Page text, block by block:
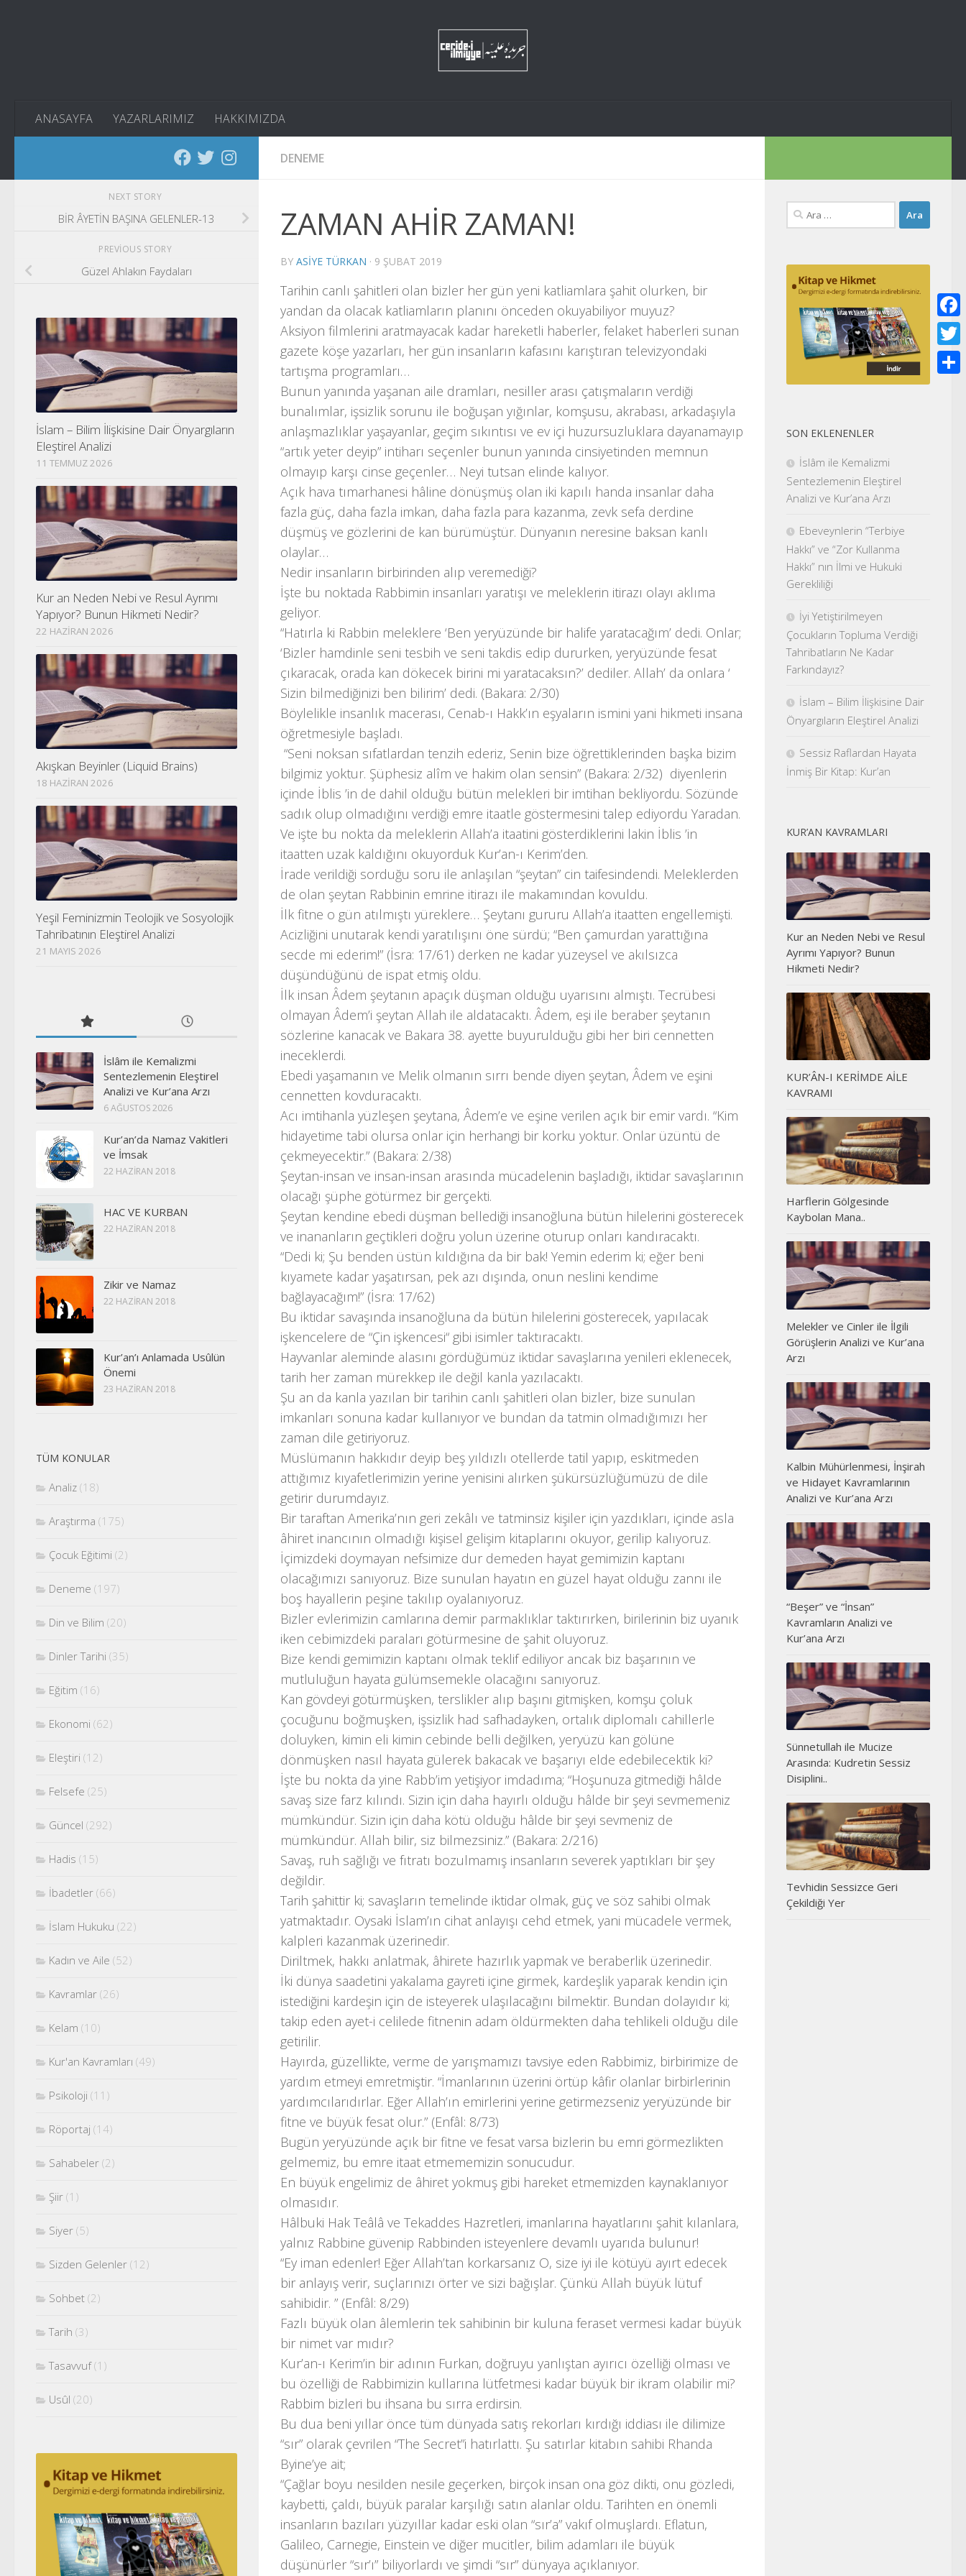
ANASAYFA YAZARLARIMIZ HAKKIMIZDA
DENEME
ZAMAN AHİR ZAMAN!
BY ASIYE TÜRKAN · 9 ŞUBAT 2019
Tarihin canlı şahitleri olan bizler her gün yeni katliamlara şahit olurken, bir
yandan da olacak katliamların planını önceden okuyabiliyor muyuz?
Aksiyon filmlerini aratmayacak kadar hareketli haberler, felaket haberleri sunan
gazete köşe yazarları, her gün insanların kafasını karıştıran televizyondaki
tartışma programları…
Bunun yanında yaşanan aile dramları, nesiller arası çatışmaların verdiği
bunalımlar, işsizlik sorunu ile boğuşan yığınlar, komşusu, akrabası, arkadaşıyla
anlaşmazlıklar yaşayanlar, geçim sıkıntısı ve ev içi huzursuzluklara dayanamayıp
“artık yeter deyip” intiharı seçenler bunun yanında cinsiyetinden memnun
olmayıp karşı cinse geçenler… Neyi tutsan elinde kalıyor.
Açık hava tımarhanesi hâline dönüşmüş olan iki kapılı handa insanlar daha
fazla güç, daha fazla imkan, daha fazla para kazanma, zevk sefa derdine
düşmüş ve gözlerini de kan bürümüştür. Dünyanın neresine baksan kanlı
olaylar…
Nedir insanların birbirinden alıp veremediği?
İşte bu noktada Rabbimin insanları yaratışı ve meleklerin itirazı olayı aklıma
geliyor.
“Hatırla ki Rabbin meleklere ‘Ben yeryüzünde bir halife yaratacağım’ dedi. Onlar;
‘Bizler hamdinle seni tesbih ve seni takdis edip dururken, yeryüzünde fesat
çıkaracak, orada kan dökecek birini mi yaratacaksın?’ dediler. Allah’ da onlara ‘
Sizin bilmediğinizi ben bilirim’ dedi. (Bakara: 2/30)
Böylelikle insanlık macerası, Cenab-ı Hakk’ın eşyaların ismini yani hikmeti insana
öğretmesiyle başladı.
“Seni noksan sıfatlardan tenzih ederiz, Senin bize öğrettiklerinden başka bizim
bilgimiz yoktur. Şüphesiz alîm ve hakim olan sensin” (Bakara: 2/32) diyenlerin
içinde İblis ’in de dahil olduğu bütün melekleri bir imtihan bekliyordu. Sözünde
sadık olup olmadığını verdiği emre itaatle göstermesini talep ediyordu Yaradan.
Ve işte bu nokta da meleklerin Allah’a itaatini gösterdiklerini lakin İblis ’in
itaatten uzak kaldığını okuyorduk Kur’an-ı Kerim’den.
İrade verildiği sorduğu soru ile anlaşılan “şeytan” cin taifesindendi. Meleklerden
de olan şeytan Rabbinin emrine itirazı ile makamından kovuldu.
İlk fitne o gün atılmıştı yüreklere… Şeytanı gururu Allah’a itaatten engellemişti.
Acizliğini unutarak kendi yaratılışını öne sürdü; “Ben çamurdan yarattığına
secde mi ederim!” (İsra: 17/61) derken ne kadar yüzeysel ve akılsızca
düşündüğünü de ispat etmiş oldu.
İlk insan Âdem şeytanın apaçık düşman olduğu uyarısını almıştı. Tecrübesi
olmayan Âdem’i şeytan Allah ile aldatacaktı. Âdem, eşi ile beraber şeytanın
sözlerine kanacak ve Bakara 38. ayette buyurulduğu gibi her biri cennetten
ineceklerdi.
Ebedi yaşamanın ve Melik olmanın sırrı bende diyen şeytan, Âdem ve eşini
cennetten kovduracaktı.
Acı imtihanla yüzleşen şeytana, Âdem’e ve eşine verilen açık bir emir vardı. “Kim
hidayetime tabi olursa onlar için herhangi bir korku yoktur. Onlar üzüntü de
çekmeyecektir.” (Bakara: 2/38)
Şeytan-insan ve insan-insan arasında mücadelenin başladığı, iktidar savaşlarının
olacağı şüphe götürmez bir gerçekti.
Şeytan kendine ebedi düşman bellediği insanoğluna bütün hilelerini gösterecek
ve inananların geçtikleri doğru yolun üzerine oturup onları kandıracaktı.
“Dedi ki; Şu benden üstün kıldığına da bir bak! Yemin ederim ki; eğer beni
kıyamete kadar yaşatırsan, pek azı dışında, onun neslini kendime
bağlayacağım!” (İsra: 17/62)
Bu iktidar savaşında insanoğluna da bütün hilelerini gösterecek, yapılacak
işkencelere de “Çin işkencesi“ gibi isimler taktıracaktı.
Hayvanlar aleminde alasını gördüğümüz iktidar savaşlarına yenileri eklenecek,
tarih her zaman mürekkep ile değil kanla yazılacaktı.
Şu an da kanla yazılan bir tarihin canlı şahitleri olan bizler, bize sunulan
imkanları sonuna kadar kullanıyor ve bundan da tatmin olmadığımızı her
zaman dile getiriyoruz.
Müslümanın hakkıdır deyip beş yıldızlı otellerde tatil yapıp, eskitmeden
attığımız kıyafetlerimizin yerine yenisini alırken şükürsüzlüğümüzü de dile
getirir durumdayız.
Bir taraftan Amerika’nın geri zekâlı ve tatminsiz kişiler için yazdıkları, içinde asla
âhiret inancının olmadığı kişisel gelişim kitaplarını okuyor, gerilip kalıyoruz.
İçimizdeki doymayan nefsimize dur demeden hayat gemimizin kaptanı
olacağımızı sanıyoruz. Bize sunulan hayatın en güzel hayat olduğu zannı ile
boş hayallerin peşine takılıp oyalanıyoruz.
Bizler evlerimizin camlarına demir parmaklıklar taktırırken, birilerinin biz uyanık
iken cebimizdeki paraları götürmesine de şahit oluyoruz.
Bize kendi gemimizin kaptanı olmak teklif ediliyor ancak biz başarının ve
mutluluğun hayata gülümsemekle olacağını sanıyoruz.
Kan gövdeyi götürmüşken, terslikler alıp başını gitmişken, komşu çoluk
çocuğunu boğmuşken, işsizlik had safhadayken, ortalık diplomalı cahillerle
doluyken, kimin eli kimin cebinde belli değilken, yeryüzü kan gölüne
dönmüşken nasıl hayata gülerek bakacak ve başarıyı elde edebilecektik ki?
İşte bu nokta da yine Rabb’im yetişiyor imdadıma; “Hoşunuza gitmediği hâlde
savaş size farz kılındı. Sizin için daha hayırlı olduğu hâlde bir şeyi sevmemeniz
mümkündür. Sizin için daha kötü olduğu hâlde bir şeyi sevmeniz de
mümkündür. Allah bilir, siz bilmezsiniz.” (Bakara: 2/216)
Savaş, ruh sağlığı ve fıtratı bozulmamış insanların severek yaptıkları bir şey
değildir.
Tarih şahittir ki; savaşların temelinde iktidar olmak, güç ve söz sahibi olmak
yatmaktadır. Oysaki İslam’ın cihat anlayışı cehd etmek, yani mücadele vermek,
kalpleri kazanmak üzerinedir.
Diriltmek, hakkı anlatmak, âhirete hazırlık yapmak ve beraberlik üzerinedir.
İki dünya saadetini yakalama gayreti içine girmek, kardeşlik yaparak kendin için
istediğini kardeşin için de isteyerek ulaşılacağını bilmektir. Bundan dolayıdır ki;
takip eden ayet-i celilede fitnenin adam öldürmekten daha tehlikeli olduğu dile
getirilir.
Hayırda, güzellikte, verme de yarışmamızı tavsiye eden Rabbimiz, birbirimize de
yardım etmeyi emretmiştir. “İmanlarının üzerini örtüp kâfir olanlar birbirlerinin
yardımcılarıdırlar. Eğer Allah’ın emirlerini yerine getirmezseniz yeryüzünde bir
fitne ve büyük fesat olur.” (Enfâl: 8/73)
Bugün yeryüzünde açık bir fitne ve fesat varsa bizlerin bu emri görmezlikten
gelmemiz, bu emre itaat etmememizin sonucudur.
En büyük engelimiz de âhiret yokmuş gibi hareket etmemizden kaynaklanıyor
olmasıdır.
Hâlbuki Hak Teâlâ ve Tekaddes Hazretleri, imanlarına hayatlarını şahit kılanlara,
yalnız Rabbine güvenip Rabbinden isteyenlere devamlı uyarıda bulunur!
“Ey iman edenler! Eğer Allah’tan korkarsanız O, size iyi ile kötüyü ayırt edecek
bir anlayış verir, suçlarınızı örter ve sizi bağışlar. Çünkü Allah büyük lütuf
sahibidir. ” (Enfâl: 8/29)
Fazlı büyük olan âlemlerin tek sahibinin bir kuluna feraset vermesi kadar büyük
bir nimet var mıdır?
Kur’an-ı Kerim’in bir adının Furkan, doğruyu yanlıştan ayırıcı özelliği olması ve
bu özelliği de Rabbimizin kullarına lütfetmesi kadar büyük bir ikram olabilir mi?
Rabbim bizleri bu ihsana bu sırra erdirsin.
Bu dua beni yıllar önce tüm dünyada satış rekorları kırdığı iddiası ile dilimize
“sır” olarak çevrilen “The Secret”i hatırlattı. Şu satırlar kitabın sahibi Rhanda
Byine’ye ait;
“Çağlar boyu nesilden nesile geçerken, birçok insan ona göz dikti, onu gözledi,
kaybetti, çaldı, büyük paralar karşılığı satın alanlar oldu. Tarihten en önemli
insanların bazıları yüzyıllar kadar eski olan “sır’a” vakıf olmuşlardı. Eflatun,
Galileo, Carnegie, Einstein ve diğer mucitler, bilim adamları ile büyük
düşünürler “sır’ı” biliyorlardı ve şimdi “sır” dünyaya açıklanıyor.
NEXT STORY
BİR ÂYETİN BAŞINA GELENLER-13
PREVIOUS STORY
Güzel Ahlakın Faydaları
İslam – Bilim İlişkisine Dair Önyargıların
Eleştirel Analizi
11 TEMMUZ 2026
Kur an Neden Nebi ve Resul Ayrımı
Yapıyor? Bunun Hikmeti Nedir?
22 HAZIRAN 2026
Akışkan Beyinler (Liquid Brains)
18 HAZIRAN 2026
Yeşil Feminizmin Teolojik ve Sosyolojik
Tahribatının Eleştirel Analizi
21 MAYIS 2026
İslâm ile Kemalizmi
Sentezlemenin Eleştirel
Analizi ve Kur’ana Arzı
6 AĞUSTOS 2026
Kur’an’da Namaz Vakitleri
ve İmsak
22 HAZIRAN 2018
HAC VE KURBAN
22 HAZIRAN 2018
Zikir ve Namaz
22 HAZIRAN 2018
Kur’an’ı Anlamada Usûlün
Önemi
23 HAZIRAN 2018
TÜM KONULAR
Analiz (18)
Araştırma (175)
Çocuk Eğitimi (2)
Deneme (197)
Din ve Bilim (20)
Dinler Tarihi (35)
Eğitim (16)
Ekonomi (62)
Eleştiri (12)
Felsefe (25)
Güncel (292)
Hadis (15)
İbadetler (66)
İslam Hukuku (22)
Kadın ve Aile (52)
Kavramlar (26)
Kelam (10)
Kur'an Kavramları (49)
Psikoloji (11)
Röportaj (14)
Sahabeler (2)
Şiir (1)
Siyer (5)
Sizden Gelenler (12)
Sohbet (2)
Tarih (3)
Tasavvuf(1)
Usûl (20)
Arama:
SON EKLENENLER
İslâm ile Kemalizmi
Sentezlemenin Eleştirel
Analizi ve Kur’ana Arzı
Ebeveynlerin “Terbiye
Hakkı” ve “Zor Kullanma
Hakkı” nın İlmi ve Hukuki
Gerekliliği
İyi Yetiştirilmeyen
Çocukların Topluma Verdiği
Tahribatların Ne Kadar
Farkındayız?
İslam – Bilim İlişkisine Dair
Önyargıların Eleştirel Analizi
Sessiz Raflardan Hayata
İnmiş Bir Kitap: Kur’an
KUR’AN KAVRAMLARI
Kur an Neden Nebi ve Resul
Ayrımı Yapıyor? Bunun
Hikmeti Nedir?
KUR’ÂN-I KERİMDE AİLE
KAVRAMI
Harflerin Gölgesinde
Kaybolan Mana..
Melekler ve Cinler ile İlgili
Görüşlerin Analizi ve Kur’ana
Arzı
Kalbin Mühürlenmesi, İnşirah
ve Hidayet Kavramlarının
Analizi ve Kur’ana Arzı
“Beşer” ve “İnsan”
Kavramların Analizi ve
Kur’ana Arzı
Sünnetullah ile Mucize
Arasında: Kudretin Sessiz
Disiplini..
Tevhidin Sessizce Geri
Çekildiği Yer